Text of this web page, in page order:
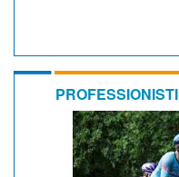
PROFESSIONISTI